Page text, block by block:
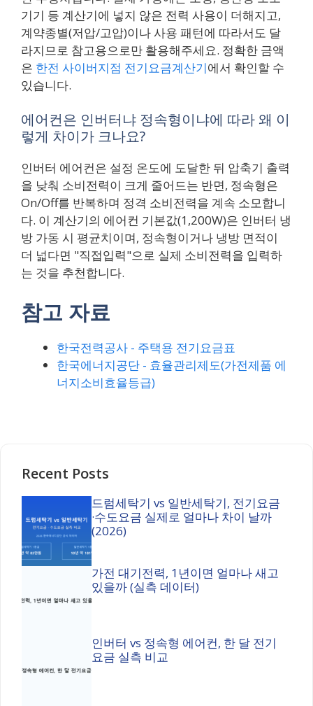
기기 등 계산기에 넣지 않은 전력 사용이 더해지고,
계약종별(저압/고압)이나 사용 패턴에 따라서도 달
라지므로 참고용으로만 활용해주세요. 정확한 금액
은 한전 사이버지점 전기요금계산기에서 확인할 수
있습니다.
에어컨은 인버터냐 정속형이냐에 따라 왜 이
렇게 차이가 크나요?
인버터 에어컨은 설정 온도에 도달한 뒤 압축기 출력
을 낮춰 소비전력이 크게 줄어드는 반면, 정속형은
On/Off를 반복하며 정격 소비전력을 계속 소모합니
다. 이 계산기의 에어컨 기본값(1,200W)은 인버터 냉
방 가동 시 평균치이며, 정속형이거나 냉방 면적이
더 넓다면 "직접입력"으로 실제 소비전력을 입력하
는 것을 추천합니다.
참고 자료
한국전력공사 - 주택용 전기요금표
한국에너지공단 - 효율관리제도(가전제품 에
너지소비효율등급)
Recent Posts
드럼세탁기 vs 일반세탁기, 전기요금
·수도요금 실제로 얼마나 차이 날까
(2026)
가전 대기전력, 1년이면 얼마나 새고
있을까 (실측 데이터)
인버터 vs 정속형 에어컨, 한 달 전기
요금 실측 비교